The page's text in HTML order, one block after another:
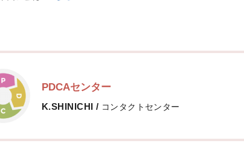
PDCAセンター
K.SHINICHI / コンタクトセンター